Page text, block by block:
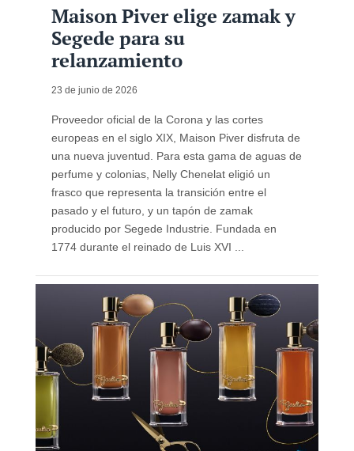
Maison Piver elige zamak y
Segede para su
relanzamiento
23 de junio de 2026
Proveedor oficial de la Corona y las cortes
europeas en el siglo XIX, Maison Piver disfruta de
una nueva juventud. Para esta gama de aguas de
perfume y colonias, Nelly Chenelat eligió un
frasco que representa la transición entre el
pasado y el futuro, y un tapón de zamak
producido por Segede Industrie. Fundada en
1774 durante el reinado de Luis XVI ...